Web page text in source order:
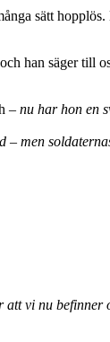
sätt
han säger till
– nu har hon en
men
vi nu